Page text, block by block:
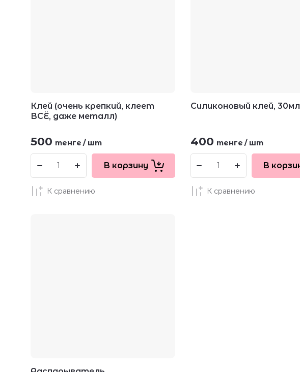
Клей (очень крепкий, клеет
ВСЁ, даже металл)
500 тенге /шт
В корзину
К сравнению
Силиконовый клей, 30мл
400 тенге /шт
В
К сравнению